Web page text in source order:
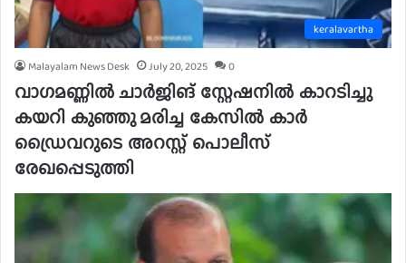
keralavartha
Malayalam News Desk July 20, 2025 0
വാഗമണ്ണിൽ ചാർജിങ് സ്റ്റേഷനിൽ കാറടിച്ചു
കയറി കുഞ്ഞു മരിച്ച കേസിൽ കാർ
ഡ്രൈവറുടെ അറസ്റ്റ് പൊലീസ്
രേഖപ്പെടുത്തി